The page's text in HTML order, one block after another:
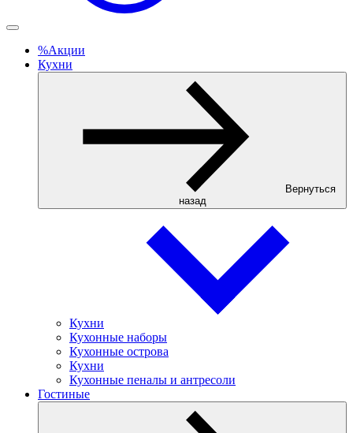
%Акции
Кухни
Вернуться
назад
Кухни
Кухонные наборы
Кухонные острова
Кухни
Кухонные пеналы и антресоли
Гостиные